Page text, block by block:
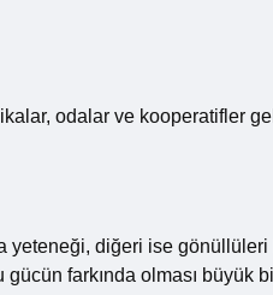
odalar ve kooperatifler
yeteneği, diğeri ise
farkında olması büyük